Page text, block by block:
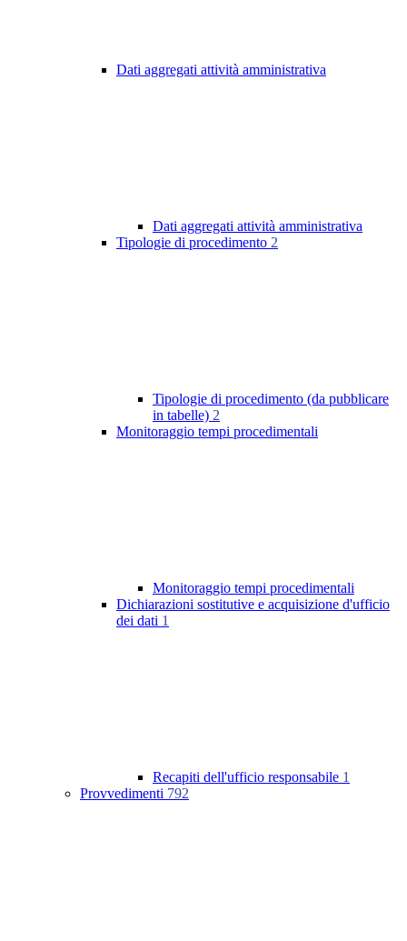
Dati aggregati attività amministrativa
Dati aggregati attività amministrativa
Tipologie di procedimento 2
Tipologie di procedimento (da pubblicare
in tabelle) 2
Monitoraggio tempi procedimentali
Monitoraggio tempi procedimentali
Dichiarazioni sostitutive e acquisizione d'ufficio
dei dati 1
Recapiti dell'ufficio responsabile 1
Provvedimenti 792